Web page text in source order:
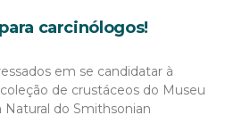
carcinólogos!
em se candidatar à
de crustáceos do Museu
Natural do Smithsonian